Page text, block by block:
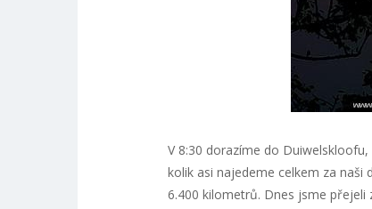
V 8:30 dorazíme do
kolik asi najedeme celkem za naši
6.400 kilometrů. Dnes jsme